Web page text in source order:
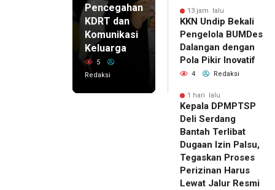
Pencegahan
KDRT dan
Komunikasi
Keluarga
5
Redaksi
13 jam lalu
KKN Undip Bekali
Pengelola BUMDes
Dalangan dengan
Pola Pikir Inovatif
4 Redaksi
1 hari lalu
Kepala DPMPTSP
Deli Serdang
Bantah Terlibat
Dugaan Izin Palsu,
Tegaskan Proses
Perizinan Harus
Lewat Jalur Resmi